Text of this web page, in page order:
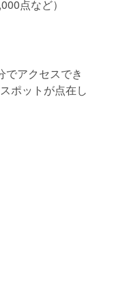
点など）
でアクセスでき
ポットが点在し